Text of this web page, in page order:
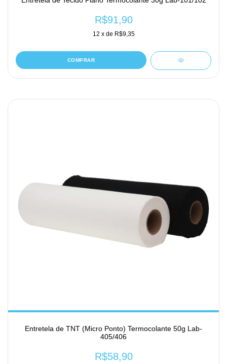
R$91,90
12 x de R$9,35
COMPRAR
Entretela de TNT (Micro Ponto) Termocolante 50g Lab-
405/406
R$58,90